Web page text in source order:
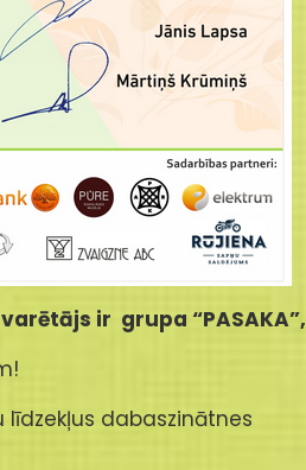
ir grupa “PASAKA”,
līdzekļus dabaszinātnes